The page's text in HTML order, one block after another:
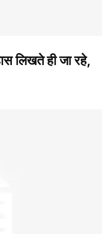
लिखते ही जा रहे,